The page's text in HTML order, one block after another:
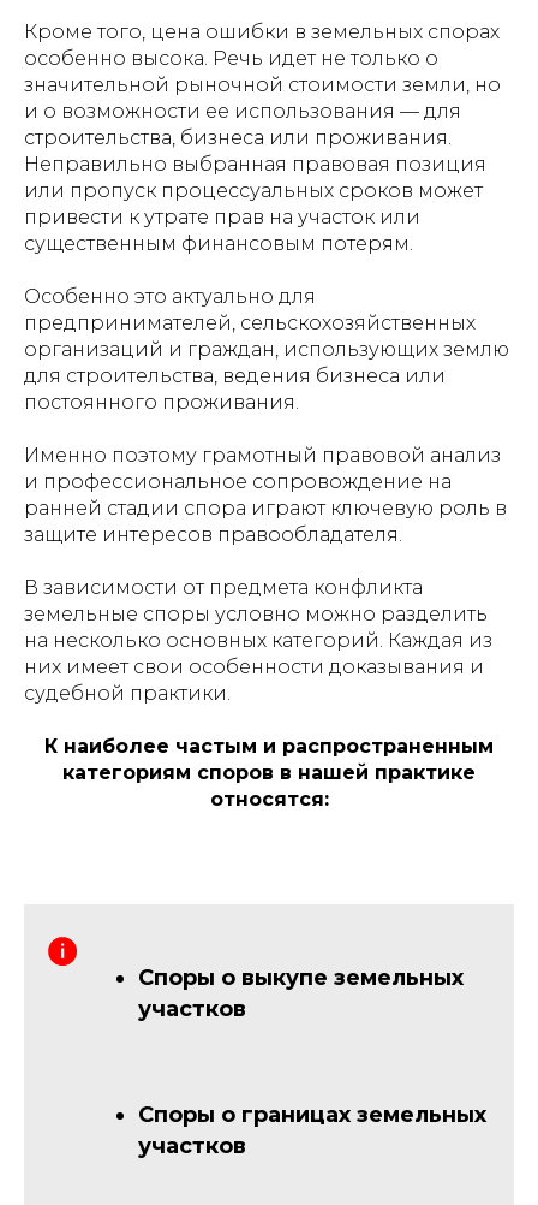
Кроме того, цена ошибки в земельных спорах
особенно высока. Речь идет не только о
значительной рыночной стоимости земли, но
и о возможности ее использования — для
строительства, бизнеса или проживания.
Неправильно выбранная правовая позиция
или пропуск процессуальных сроков может
привести к утрате прав на участок или
существенным финансовым потерям.
Особенно это актуально для
предпринимателей, сельскохозяйственных
организаций и граждан, использующих землю
для строительства, ведения бизнеса или
постоянного проживания.
Именно поэтому грамотный правовой анализ
и профессиональное сопровождение на
ранней стадии спора играют ключевую роль в
защите интересов правообладателя.
В зависимости от предмета конфликта
земельные споры условно можно разделить
на несколько основных категорий. Каждая из
них имеет свои особенности доказывания и
судебной практики.
К наиболее частым и распространенным
категориям споров в нашей практике
относятся:
Споры о выкупе земельных
участков
Споры о границах земельных
участков